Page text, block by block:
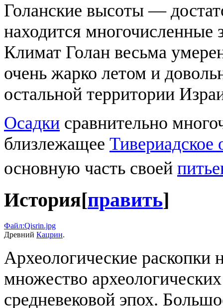
Голанские высоты —
находится многочисленные
Климат Голан весьма
очень жарко летом и
остальной территории
Осадки сравнительно
близлежащее Тивериадское
основную часть своей
История[править]
Файл:Qisrin.jpg
Древний Кацрин.
Археологические раскопки
множество
средневековой эпох.